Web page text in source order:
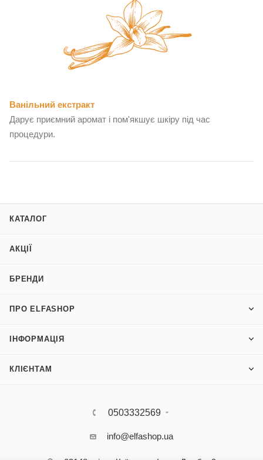
Ванільний екстракт
Дарує приємний аромат і пом'якшує шкіру під час
процедури.
КАТАЛОГ
АКЦІЇ
БРЕНДИ
ПРО ELFASHOP
ІНФОРМАЦІЯ
КЛІЄНТАМ
0503332569
info@elfashop.ua